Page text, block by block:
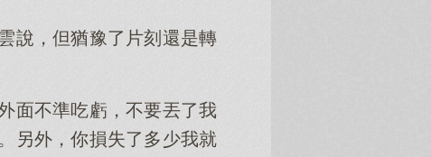
說，但猶豫了片刻還是轉
面不準吃虧，不要丟了我
另外，你損失了多少我就